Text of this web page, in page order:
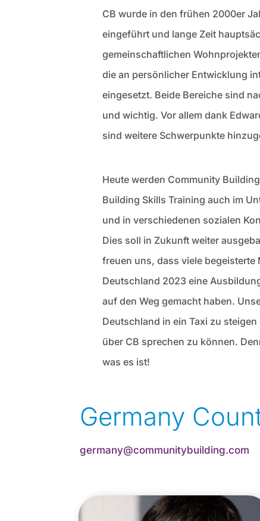
CB wurde in den frühen 2000er
eingeführt und lange Zeit
gemeinschaftlichen
die an persönlicher Entwicklung
eingesetzt. Beide Bereiche sind
und wichtig. Vor allem dank
sind weitere Schwerpunkte
Heute werden Community
Building Skills Training auch im
und in verschiedenen sozialen
Dies soll in Zukunft weiter
freuen uns, dass viele begeisterte
Deutschland 2023 eine
auf den Weg gemacht haben.
Deutschland in ein Taxi zu
über CB sprechen zu können.
was es ist!
Germany
germany@communitybuilding.com